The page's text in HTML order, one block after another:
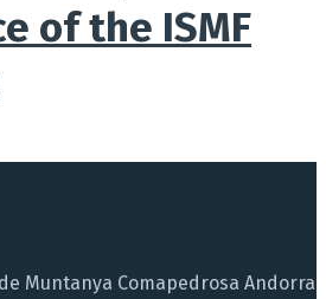
of the ISMF
Muntanya Comapedrosa Andorra